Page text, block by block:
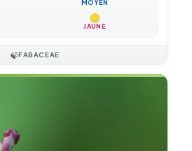
MOYEN
JAUNE
🍃FABACEAE